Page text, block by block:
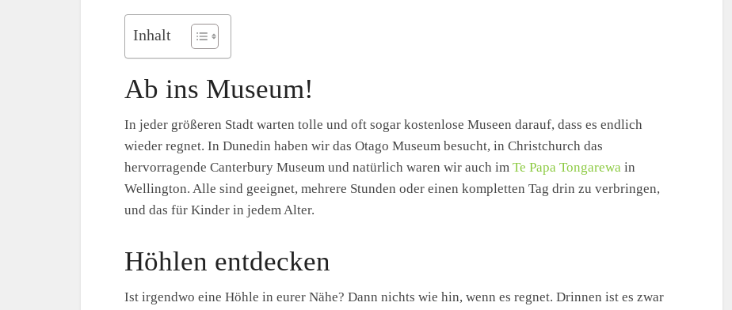
Inhalt
Ab ins Museum!
In jeder größeren Stadt warten tolle und oft sogar kostenlose Museen darauf, dass es endlich
wieder regnet. In Dunedin haben wir das Otago Museum besucht, in Christchurch das
hervorragende Canterbury Museum und natürlich waren wir auch im Te Papa Tongarewa in
Wellington. Alle sind geeignet, mehrere Stunden oder einen kompletten Tag drin zu verbringen,
und das für Kinder in jedem Alter.
Höhlen entdecken
Ist irgendwo eine Höhle in eurer Nähe? Dann nichts wie hin, wenn es regnet. Drinnen ist es zwar